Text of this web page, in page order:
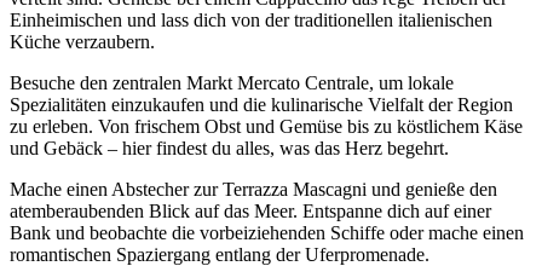
Einheimischen und lass dich von der traditionellen italienischen
Küche verzaubern.
Besuche den zentralen Markt Mercato Centrale, um lokale
Spezialitäten einzukaufen und die kulinarische Vielfalt der Region
zu erleben. Von frischem Obst und Gemüse bis zu köstlichem Käse
und Gebäck – hier findest du alles, was das Herz begehrt.
Mache einen Abstecher zur Terrazza Mascagni und genieße den
atemberaubenden Blick auf das Meer. Entspanne dich auf einer
Bank und beobachte die vorbeiziehenden Schiffe oder mache einen
romantischen Spaziergang entlang der Uferpromenade.